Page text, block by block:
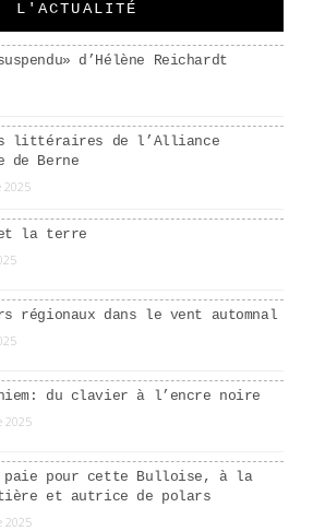
L'ACTUALITÉ
d’Hélène Reichardt
littéraires de l’Alliance
de Berne
2025
et la terre
régionaux dans le vent automnal
du clavier à l’encre noire
2025
paie pour cette Bulloise, à la
et autrice de polars
2025